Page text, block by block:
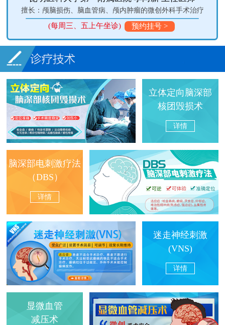
内肿瘤的微创外科手术治疗
预约挂号 >
擅长：垂体腺瘤、颅脑肿瘤、脊髓病
(每周二、四上午坐诊)
立体定向脑深部
核团毁损术
详情
脑深部电刺激疗法
（DBS）
详情
迷走神经刺激
(VNS)
详情
显微血管
减压术